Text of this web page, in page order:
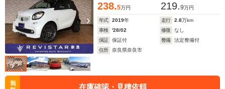
238.5万円 219.9万円
年式 2019年 走行 2.8万km
車検
'28/02 修復
なし
保証
保証付 整備
法定整備付
住所
奈良県奈良市
無
在庫確認・見積依頼